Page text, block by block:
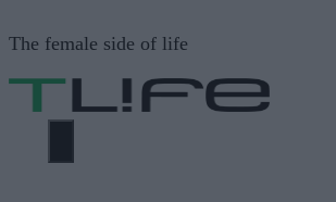
σε
περιεχόμενο
The female side of life
ΜΕΝΟΎ